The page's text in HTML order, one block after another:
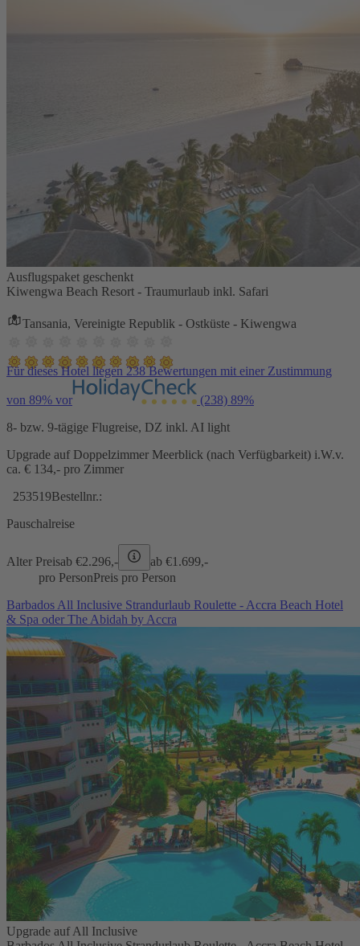
Ausflugspaket geschenkt
Kiwengwa Beach Resort - Traumurlaub inkl. Safari
Tansania, Vereinigte Republik - Ostküste - Kiwengwa
Für dieses Hotel liegen 238 Bewertungen mit einer Zustimmung
von 89% vor (238) 89%
8- bzw. 9-tägige Flugreise, DZ inkl. AI light
Upgrade auf Doppelzimmer Meerblick (nach Verfügbarkeit) i.W.v.
ca. € 134,- pro Zimmer
253519Bestellnr.:
Pauschalreise
Alter Preisab €2.296,- ab €1.699,-
pro PersonPreis pro Person
Barbados All Inclusive Strandurlaub Roulette - Accra Beach Hotel
& Spa oder The Abidah by Accra
Upgrade auf All Inclusive